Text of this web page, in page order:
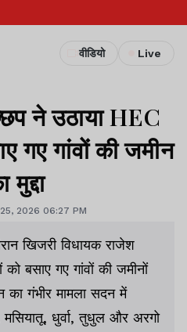
वीडियो Live
ने उठाया HEC
गए गांवों की जमीन
2026 06:27 PM
खिजरी विधायक राजेश
बसाए गए गांवों की जमीनों
गंभीर मामला सदन में
मसियातू, धुर्वा, तुधुल और अरगो